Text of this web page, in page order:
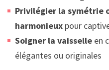
Privilégier la symétrie
harmonieux pour
Soigner la vaisselle en
élégantes ou originales